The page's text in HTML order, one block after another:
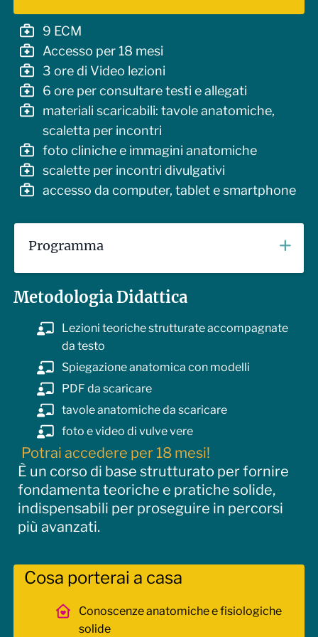
9 ECM
Accesso per 18 mesi
3 ore di Video lezioni
6 ore per consultare testi e allegati
materiali scaricabili: tavole anatomiche,
scaletta per incontri
foto cliniche e immagini anatomiche
scalette per incontri divulgativi
accesso da computer, tablet e smartphone
Programma
struttura del pavimento pelvico
rapporti anatomici
uretra, vagina, ano e sostegno degli organi
pelvici
differenze anatomiche e variabilità corporea
funzione del perineo nella vita quotidiana
Fisiologia e funzionamento
respirazione e pressione addominale
coordinazione muscolare
ruolo del diaframma
postura e appoggio corporeo
relazione tra addome, bacino e perineo
urgenza urinaria
incontinenza
difficoltà a svuotare la vescica
stipsi e difficoltà evacuative
Metodologia Didattica
Lezioni teoriche strutturate accompagnate
da testo
Spiegazione anatomica con modelli
PDF da scaricare
tavole anatomiche da scaricare
foto e video di vulve vere
Potrai accedere per 18 mesi!
È un corso di base strutturato per fornire
fondamenta teoriche e pratiche solide,
indispensabili per proseguire in percorsi
più avanzati.
Cosa porterai a casa
Conoscenze anatomiche e fisiologiche
solide